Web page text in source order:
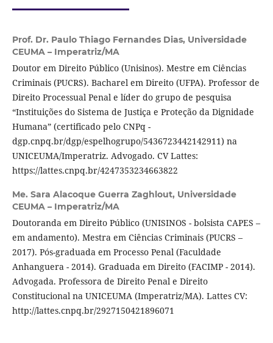
Prof. Dr. Paulo Thiago Fernandes Dias, Universidade
CEUMA – Imperatriz/MA
Doutor em Direito Público (Unisinos). Mestre em Ciências
Criminais (PUCRS). Bacharel em Direito (UFPA). Professor de
Direito Processual Penal e líder do grupo de pesquisa
“Instituições do Sistema de Justiça e Proteção da Dignidade
Humana” (certificado pelo CNPq -
dgp.cnpq.br/dgp/espelhogrupo/5436723442142911) na
UNICEUMA/Imperatriz. Advogado. CV Lattes:
https://lattes.cnpq.br/4247353234663822
Me. Sara Alacoque Guerra Zaghlout, Universidade
CEUMA – Imperatriz/MA
Doutoranda em Direito Público (UNISINOS - bolsista CAPES –
em andamento). Mestra em Ciências Criminais (PUCRS –
2017). Pós-graduada em Processo Penal (Faculdade
Anhanguera - 2014). Graduada em Direito (FACIMP - 2014).
Advogada. Professora de Direito Penal e Direito
Constitucional na UNICEUMA (Imperatriz/MA). Lattes CV:
http://lattes.cnpq.br/2927150421896071